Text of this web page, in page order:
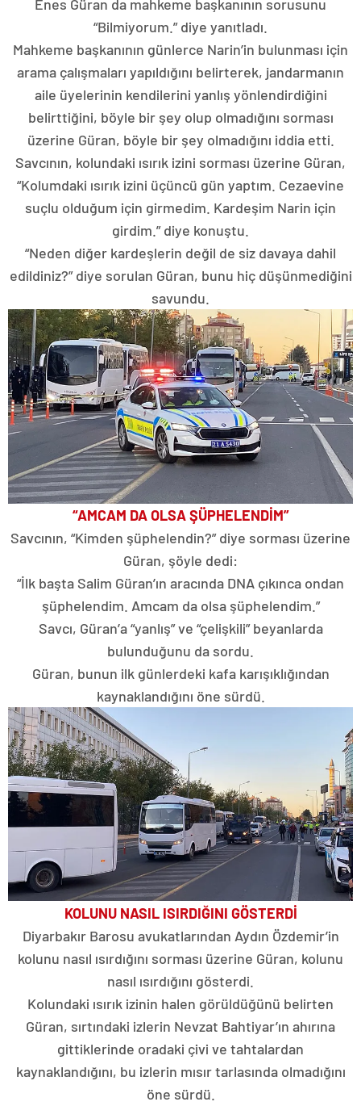
Enes Güran da mahkeme başkanının sorusunu
“Bilmiyorum.” diye yanıtladı.
Mahkeme başkanının günlerce Narin’in bulunması için
arama çalışmaları yapıldığını belirterek, jandarmanın
aile üyelerinin kendilerini yanlış yönlendirdiğini
belirttiğini, böyle bir şey olup olmadığını sorması
üzerine Güran, böyle bir şey olmadığını iddia etti.
Savcının, kolundaki ısırık izini sorması üzerine Güran,
“Kolumdaki ısırık izini üçüncü gün yaptım. Cezaevine
suçlu olduğum için girmedim. Kardeşim Narin için
girdim.” diye konuştu.
“Neden diğer kardeşlerin değil de siz davaya dahil
edildiniz?” diye sorulan Güran, bunu hiç düşünmediğini
savundu.
“AMCAM DA OLSA ŞÜPHELENDİM”
Savcının, “Kimden şüphelendin?” diye sorması üzerine
Güran, şöyle dedi:
“İlk başta Salim Güran’ın aracında DNA çıkınca ondan
şüphelendim. Amcam da olsa şüphelendim.”
Savcı, Güran’a “yanlış” ve “çelişkili” beyanlarda
bulunduğunu da sordu.
Güran, bunun ilk günlerdeki kafa karışıklığından
kaynaklandığını öne sürdü.
KOLUNU NASIL ISIRDIĞINI GÖSTERDİ
Diyarbakır Barosu avukatlarından Aydın Özdemir’in
kolunu nasıl ısırdığını sorması üzerine Güran, kolunu
nasıl ısırdığını gösterdi.
Kolundaki ısırık izinin halen görüldüğünü belirten
Güran, sırtındaki izlerin Nevzat Bahtiyar’ın ahırına
gittiklerinde oradaki çivi ve tahtalardan
kaynaklandığını, bu izlerin mısır tarlasında olmadığını
öne sürdü.